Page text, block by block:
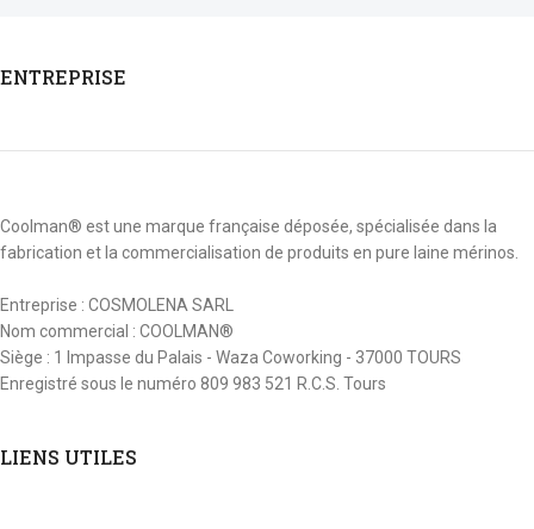
ENTREPRISE
Coolman® est une marque française déposée, spécialisée dans la
fabrication et la commercialisation de produits en pure laine mérinos.
Entreprise : COSMOLENA SARL
Nom commercial : COOLMAN®
Siège : 1 Impasse du Palais - Waza Coworking - 37000 TOURS
Enregistré sous le numéro 809 983 521 R.C.S. Tours
LIENS UTILES